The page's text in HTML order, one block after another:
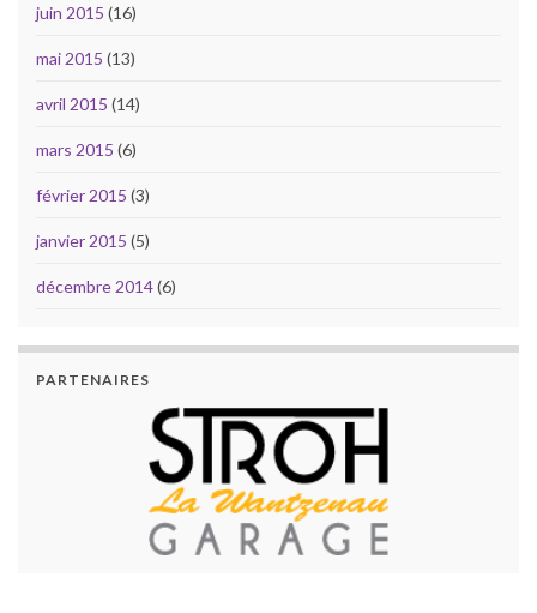
juin 2015 (16)
mai 2015 (13)
avril 2015 (14)
mars 2015 (6)
février 2015 (3)
janvier 2015 (5)
décembre 2014(6)
PARTENAIRES